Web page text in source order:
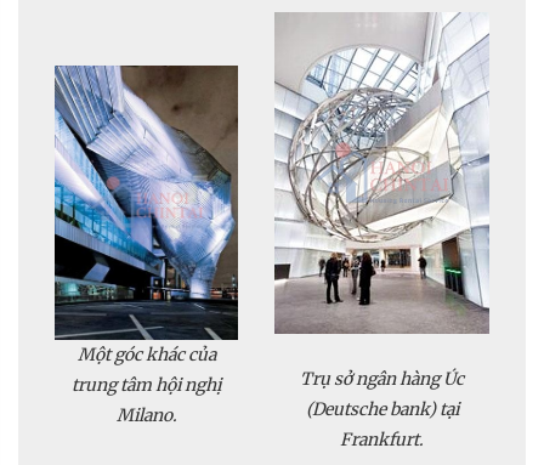
Một góc khác của
trung tâm hội nghị
Milano.
Trụ sở ngân hàng Úc
(Deutsche bank) tại
Frankfurt.